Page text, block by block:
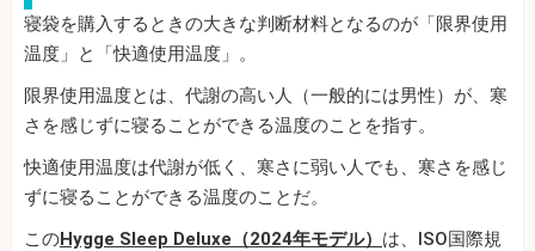
寝袋を購入するときの大きな判断材料となるのが「限界使用
温度」と「快適使用温度」。
限界使用温度とは、代謝の高い人（一般的には男性）が、寒
さを感じずに寝ることができる温度のことを指す。
快適使用温度は代謝が低く、寒さに弱い人でも、寒さを感じ
ずに寝ることができる温度のことだ。
このHygge Sleep Deluxe（2024年モデル） は、ISO国際規